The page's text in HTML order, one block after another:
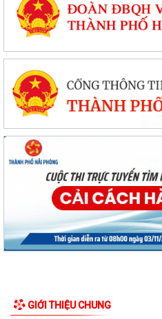
GIỚI THIỆU CHUNG